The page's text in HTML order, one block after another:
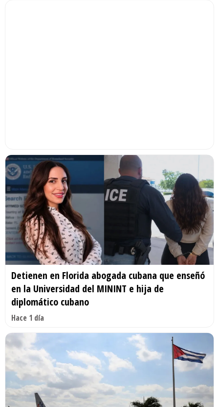
Detienen en Florida abogada cubana que enseñó
en la Universidad del MININT e hija de
diplomático cubano
Hace 1 día